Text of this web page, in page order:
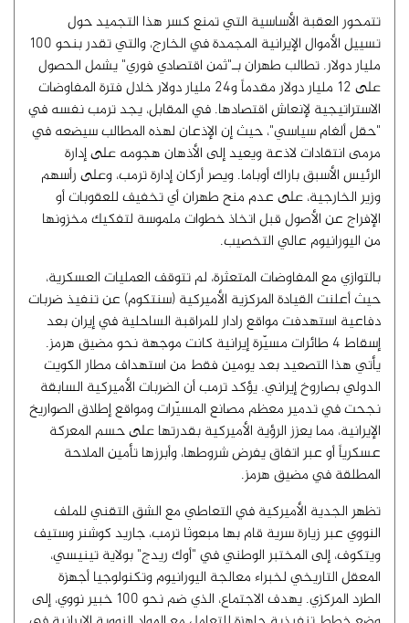
تتمحور العقبة الأساسية التي تمنع كسر هذا التجميد حول
تسييل الأموال الإيرانية المجمدة في الخارج، والتي تقدر بنحو 100
مليار دولار. تطالب طهران بـ"ثمن اقتصادي فوري" يشمل الحصول
على 12 مليار دولار مقدماً و24 مليار دولار خلال فترة المفاوضات
الاستراتيجية لإنعاش اقتصادها. في المقابل، يجد ترمب نفسه في
"حقل ألغام سياسي"، حيث إن الإذعان لهذه المطالب سيضعه في
مرمى انتقادات لاذعة ويعيد إلى الأذهان هجومه على إدارة
الرئيس الأسبق باراك أوباما. ويصر أركان إدارة ترمب، وعلى رأسهم
وزير الخارجية، على عدم منح طهران أي تخفيف للعقوبات أو
الإفراج عن الأصول قبل اتخاذ خطوات ملموسة لتفكيك مخزونها
من اليورانيوم عالي التخصيب.
بالتوازي مع المفاوضات المتعثرة، لم تتوقف العمليات العسكرية،
حيث أعلنت القيادة المركزية الأميركية (سنتكوم) عن تنفيذ ضربات
دفاعية استهدفت مواقع رادار للمراقبة الساحلية في إيران بعد
إسقاط 4 طائرات مسيّرة إيرانية كانت موجهة نحو مضيق هرمز.
يأتي هذا التصعيد بعد يومين فقط من استهداف مطار الكويت
الدولي بصاروخ إيراني. يؤكد ترمب أن الضربات الأميركية السابقة
نجحت في تدمير معظم مصانع المسيّرات ومواقع إطلاق الصواريخ
الإيرانية، مما يعزز الرؤية الأميركية بقدرتها على حسم المعركة
عسكرياً أو عبر اتفاق يفرض شروطها، وأبرزها تأمين الملاحة
المطلقة في مضيق هرمز.
تظهر الجدية الأميركية في التعاطي مع الشق التقني للملف
النووي عبر زيارة سرية قام بها مبعوثا ترمب، جاريد كوشنر وستيف
ويتكوف، إلى المختبر الوطني في "أوك ريدج" بولاية تينيسي،
المعقل التاريخي لخبراء معالجة اليورانيوم وتكنولوجيا أجهزة
الطرد المركزي. يهدف الاجتماع، الذي ضم نحو 100 خبير نووي، إلى